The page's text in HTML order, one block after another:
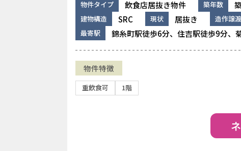
物件タイプ 飲食店居抜き物件 築年数
建物構造 SRC 現状 居抜き 造作譲
最寄駅 錦糸町駅徒歩6分、住吉駅徒歩9分、
物件特徴
重飲食可 1階